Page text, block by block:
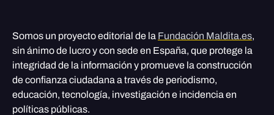
Somos un proyecto editorial de la Fundación Maldita.es,
sin ánimo de lucro y con sede en España, que protege la
integridad de la información y promueve la construcción
de confianza ciudadana a través de periodismo,
educación, tecnología, investigación e incidencia en
políticas públicas.